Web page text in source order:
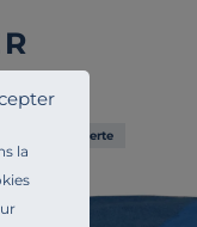
la
Liv. offerte